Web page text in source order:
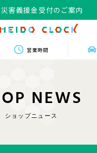
害義援金受付のご案内
営業時間
OP NEWS
ショップニュース